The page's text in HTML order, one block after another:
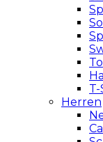
Herren